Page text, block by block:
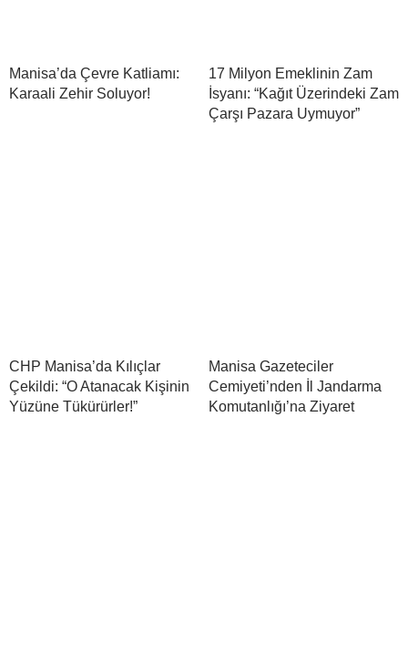
Manisa’da Çevre Katliamı:
Karaali Zehir Soluyor!
17 Milyon Emeklinin Zam
İsyanı: “Kağıt Üzerindeki Zam
Çarşı Pazara Uymuyor”
CHP Manisa’da Kılıçlar
Çekildi: “O Atanacak Kişinin
Yüzüne Tükürürler!”
Manisa Gazeteciler
Cemiyeti’nden İl Jandarma
Komutanlığı’na Ziyaret